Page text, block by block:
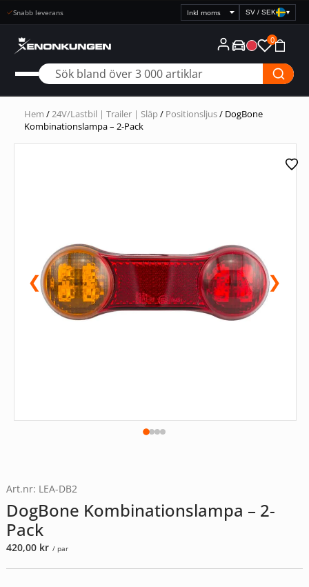
Snabb leverans
Välj
prisvisning
SV / SEK ▾
0
Hem /24V/Lastbil | Trailer | Släp/ Positionsljus/ DogBone
Kombinationslampa – 2-Pack
❮ ❯
Art.nr: LEA-DB2
DogBone Kombinationslampa – 2-
Pack
420,00 kr / par